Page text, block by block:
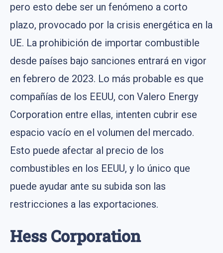
pero esto debe ser un fenómeno a corto
plazo, provocado por la crisis energética en la
UE. La prohibición de importar combustible
desde países bajo sanciones entrará en vigor
en febrero de 2023. Lo más probable es que
compañías de los EEUU, con Valero Energy
Corporation entre ellas, intenten cubrir ese
espacio vacío en el volumen del mercado.
Esto puede afectar al precio de los
combustibles en los EEUU, y lo único que
puede ayudar ante su subida son las
restricciones a las exportaciones.
Hess Corporation